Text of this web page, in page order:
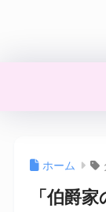
ホーム
「伯爵